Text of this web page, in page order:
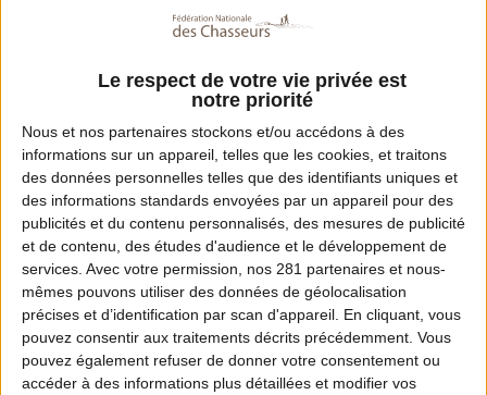
Le respect de votre vie privée est
notre priorité
Nous et nos partenaires stockons et/ou accédons à des
informations sur un appareil, telles que les cookies, et traitons
des données personnelles telles que des identifiants uniques et
des informations standards envoyées par un appareil pour des
publicités et du contenu personnalisés, des mesures de publicité
et de contenu, des études d'audience et le développement de
services. Avec votre permission, nos 281 partenaires et nous-
mêmes pouvons utiliser des données de géolocalisation
précises et d’identification par scan d'appareil. En cliquant, vous
pouvez consentir aux traitements décrits précédemment. Vous
pouvez également refuser de donner votre consentement ou
accéder à des informations plus détaillées et modifier vos